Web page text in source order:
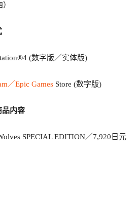
(数字版／实体版)
／Epic Games Store (数字版)
品内容
SPECIAL EDITION／7,920日元